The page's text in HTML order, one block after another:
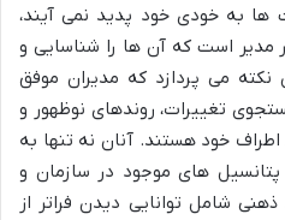
ها به خودی خود پدید نمی آیند،
مدیر است که آن ها را شناسایی و
می پردازد که مدیران موفق
تغییرات، روندهای نوظهور و
خود هستند. آنان نه تنها به
های موجود در سازمان و
ذهنی شامل توانایی دیدن فراتر از